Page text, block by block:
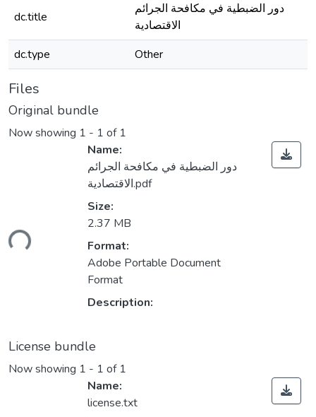
dc.title
دور الضبطية في مكافحة الجرائم
الاقتصادية
dc.type
Other
Files
Original bundle
Now showing 1 - 1 of 1
Name:
دور الضبطية في مكافحة الجرائم
الاقتصادية.pdf
Size:
2.37 MB
Format:
Adobe Portable Document
Format
Description:
License bundle
Now showing 1 - 1 of 1
Name:
license.txt